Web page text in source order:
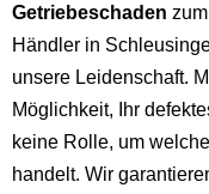
Getriebeschaden
Händler in
unsere Leidenschaft.
Möglichkeit, Ihr
keine Rolle, um
handelt. Wir